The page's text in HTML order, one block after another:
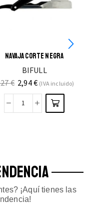
NAVAJA CORTE NEGRA
BIFULL
€ 2,94€ (IVA incluido)
¡Aquí tienes las